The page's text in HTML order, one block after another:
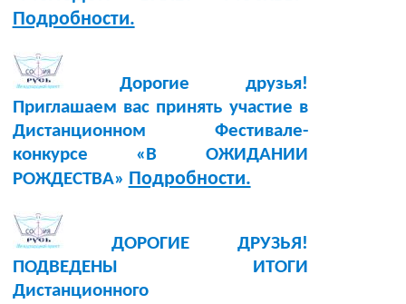
Подробности.
Дорогие друзья!
Приглашаем вас принять участие в
Дистанционном Фестивале-
конкурсе «В ОЖИДАНИИ
РОЖДЕСТВА» Подробности.
ДОРОГИЕ ДРУЗЬЯ!
ПОДВЕДЕНЫ ИТОГИ
Дистанционного